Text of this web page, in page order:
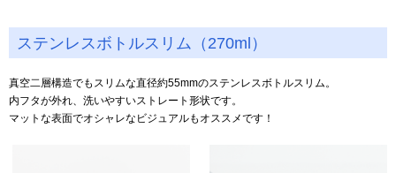
ステンレスボトルスリム（270ml）
真空二層構造でもスリムな直径約55mmのステンレスボトルスリム。
内フタが外れ、洗いやすいストレート形状です。
マットな表面でオシャレなビジュアルもオススメです！